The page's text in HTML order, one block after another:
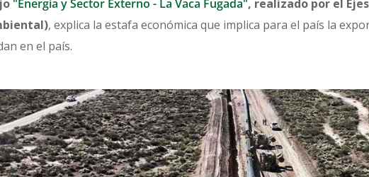
"Energía y Sector Externo - La Vaca Fugada", realizado por el
, explica la estafa económica que implica para el país la
en el país.